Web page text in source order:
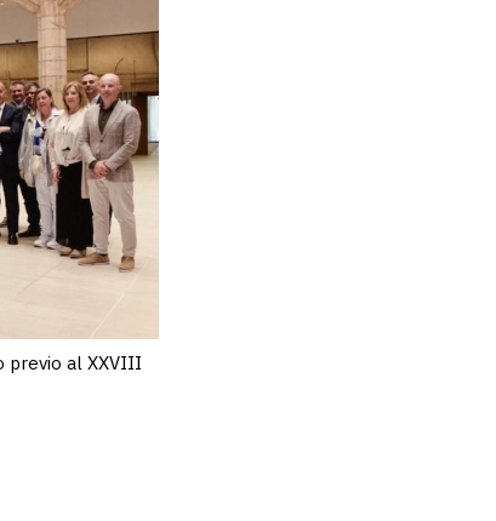
previo al XXVIII